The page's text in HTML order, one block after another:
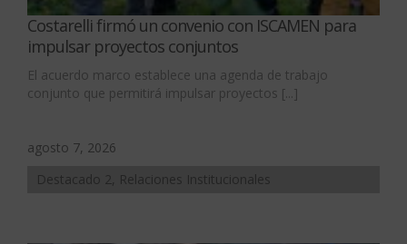
Costarelli firmó un convenio con ISCAMEN para
impulsar proyectos conjuntos
El acuerdo marco establece una agenda de trabajo
conjunto que permitirá impulsar proyectos [...]
agosto 7, 2026
Destacado 2, Relaciones Institucionales